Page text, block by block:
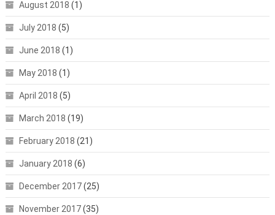
August 2018 (1)
July 2018 (5)
June 2018 (1)
May 2018 (1)
April 2018 (5)
March 2018 (19)
February 2018 (21)
January 2018 (6)
December 2017(25)
November 2017(35)